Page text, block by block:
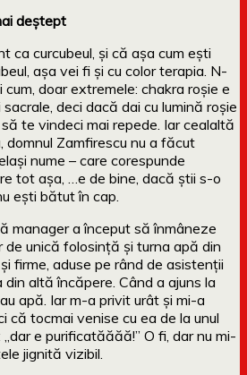
deștept
ca curcubeul, și că așa cum ești
așa vei fi și cu color terapia. N-
doar extremele: chakra roșie e
deci dacă dai cu lumină roșie
te vindeci mai repede. Iar cealaltă
Zamfirescu nu a făcut
nume – care corespunde
tot așa, …e de bine, dacă știi s-o
ești bătut în cap.
manager a început să înmâneze
de unică folosință și turna apă din
firme, aduse pe rând de asistenții
altă încăpere. Când a ajuns la
apă. Iar m-a privit urât și mi-a
că tocmai venise cu ea de la unul
e purificatăăăă!” O fi, dar nu mi-
jignită vizibil.